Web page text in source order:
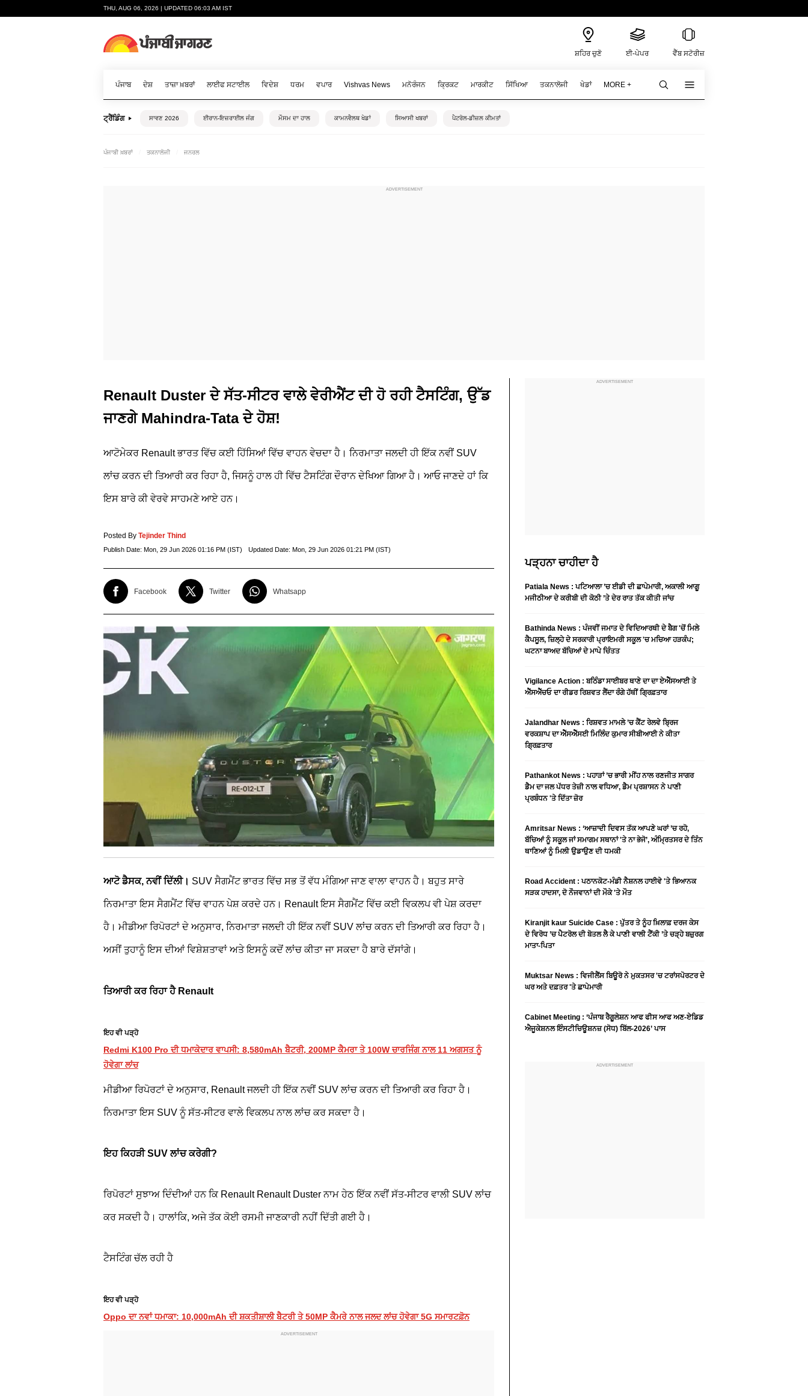
THU, AUG 06, 2026 | UPDATED 06:03 AM IST
ਸ਼ਹਿਰ ਚੁਣੋ ਈ-ਪੇਪਰ ਵੈੱਬ ਸਟੋਰੀਜ਼
ਪੰਜਾਬ ਦੇਸ਼ ਤਾਜ਼ਾ ਖ਼ਬਰਾਂ ਲਾਈਫ ਸਟਾਈਲ ਵਿਦੇਸ਼ ਧਰਮ ਵਪਾਰ Vishvas News ਮਨੋਰੰਜਨ ਕ੍ਰਿਕਟ ਮਾਰਕੀਟ ਸਿੱਖਿਆ ਤਕਨਾਲੋਜੀ ਖੇਡਾਂ MORE +
ਟ੍ਰੈਂਡਿੰਗ ਸਾਵਣ 2026 ਈਰਾਨ-ਇਜ਼ਰਾਈਲ ਜੰਗ ਮੌਸਮ ਦਾ ਹਾਲ ਕਾਮਨਵੈਲਥ ਖੇਡਾਂ ਸਿਆਸੀ ਖਬਰਾਂ ਪੈਟਰੋਲ-ਡੀਜ਼ਲ ਕੀਮਤਾਂ
ਪੰਜਾਬੀ ਖ਼ਬਰਾਂ ਤਕਨਾਲੋਜੀ ਜਨਰਲ
Renault Duster ਦੇ ਸੱਤ-ਸੀਟਰ ਵਾਲੇ ਵੇਰੀਐਂਟ ਦੀ ਹੋ ਰਹੀ ਟੈਸਟਿੰਗ, ਉੱਡ
ਜਾਣਗੇ Mahindra-Tata ਦੇ ਹੋਸ਼!
ਆਟੋਮੇਕਰ Renault ਭਾਰਤ ਵਿੱਚ ਕਈ ਹਿੱਸਿਆਂ ਵਿੱਚ ਵਾਹਨ ਵੇਚਦਾ ਹੈ। ਨਿਰਮਾਤਾ ਜਲਦੀ ਹੀ ਇੱਕ ਨਵੀਂ SUV
ਲਾਂਚ ਕਰਨ ਦੀ ਤਿਆਰੀ ਕਰ ਰਿਹਾ ਹੈ, ਜਿਸਨੂੰ ਹਾਲ ਹੀ ਵਿੱਚ ਟੈਸਟਿੰਗ ਦੌਰਾਨ ਦੇਖਿਆ ਗਿਆ ਹੈ। ਆਓ ਜਾਣਦੇ ਹਾਂ ਕਿ
ਇਸ ਬਾਰੇ ਕੀ ਵੇਰਵੇ ਸਾਹਮਣੇ ਆਏ ਹਨ।
Posted By Tejinder Thind
Publish Date: Mon, 29 Jun 2026 01:16 PM (IST) Updated Date: Mon, 29 Jun 2026 01:21 PM (IST)
Facebook Twitter Whatsapp
ਆਟੋ ਡੈਸਕ, ਨਵੀਂ ਦਿੱਲੀ। SUV ਸੈਗਮੈਂਟ ਭਾਰਤ ਵਿੱਚ ਸਭ ਤੋਂ ਵੱਧ ਮੰਗਿਆ ਜਾਣ ਵਾਲਾ ਵਾਹਨ ਹੈ। ਬਹੁਤ ਸਾਰੇ
ਨਿਰਮਾਤਾ ਇਸ ਸੈਗਮੈਂਟ ਵਿੱਚ ਵਾਹਨ ਪੇਸ਼ ਕਰਦੇ ਹਨ। Renault ਇਸ ਸੈਗਮੈਂਟ ਵਿੱਚ ਕਈ ਵਿਕਲਪ ਵੀ ਪੇਸ਼ ਕਰਦਾ
ਹੈ। ਮੀਡੀਆ ਰਿਪੋਰਟਾਂ ਦੇ ਅਨੁਸਾਰ, ਨਿਰਮਾਤਾ ਜਲਦੀ ਹੀ ਇੱਕ ਨਵੀਂ SUV ਲਾਂਚ ਕਰਨ ਦੀ ਤਿਆਰੀ ਕਰ ਰਿਹਾ ਹੈ।
ਅਸੀਂ ਤੁਹਾਨੂੰ ਇਸ ਦੀਆਂ ਵਿਸ਼ੇਸ਼ਤਾਵਾਂ ਅਤੇ ਇਸਨੂੰ ਕਦੋਂ ਲਾਂਚ ਕੀਤਾ ਜਾ ਸਕਦਾ ਹੈ ਬਾਰੇ ਦੱਸਾਂਗੇ।
ਤਿਆਰੀ ਕਰ ਰਿਹਾ ਹੈ Renault
ਇਹ ਵੀ ਪੜ੍ਹੋ
Redmi K100 Pro ਦੀ ਧਮਾਕੇਦਾਰ ਵਾਪਸੀ: 8,580mAh ਬੈਟਰੀ, 200MP ਕੈਮਰਾ ਤੇ 100W ਚਾਰਜਿੰਗ ਨਾਲ 11 ਅਗਸਤ ਨੂੰ
ਹੋਵੇਗਾ ਲਾਂਚ
ਮੀਡੀਆ ਰਿਪੋਰਟਾਂ ਦੇ ਅਨੁਸਾਰ, Renault ਜਲਦੀ ਹੀ ਇੱਕ ਨਵੀਂ SUV ਲਾਂਚ ਕਰਨ ਦੀ ਤਿਆਰੀ ਕਰ ਰਿਹਾ ਹੈ।
ਨਿਰਮਾਤਾ ਇਸ SUV ਨੂੰ ਸੱਤ-ਸੀਟਰ ਵਾਲੇ ਵਿਕਲਪ ਨਾਲ ਲਾਂਚ ਕਰ ਸਕਦਾ ਹੈ।
ਇਹ ਕਿਹੜੀ SUV ਲਾਂਚ ਕਰੇਗੀ?
ਰਿਪੋਰਟਾਂ ਸੁਝਾਅ ਦਿੰਦੀਆਂ ਹਨ ਕਿ Renault Renault Duster ਨਾਮ ਹੇਠ ਇੱਕ ਨਵੀਂ ਸੱਤ-ਸੀਟਰ ਵਾਲੀ SUV ਲਾਂਚ
ਕਰ ਸਕਦੀ ਹੈ। ਹਾਲਾਂਕਿ, ਅਜੇ ਤੱਕ ਕੋਈ ਰਸਮੀ ਜਾਣਕਾਰੀ ਨਹੀਂ ਦਿੱਤੀ ਗਈ ਹੈ।
ਟੈਸਟਿੰਗ ਚੱਲ ਰਹੀ ਹੈ
ਇਹ ਵੀ ਪੜ੍ਹੋ
Oppo ਦਾ ਨਵਾਂ ਧਮਾਕਾ: 10,000mAh ਦੀ ਸ਼ਕਤੀਸ਼ਾਲੀ ਬੈਟਰੀ ਤੇ 50MP ਕੈਮਰੇ ਨਾਲ ਜਲਦ ਲਾਂਚ ਹੋਵੇਗਾ 5G ਸਮਾਰਟਫ਼ੋਨ
ਪੜ੍ਹਨਾ ਚਾਹੀਦਾ ਹੈ
Patiala News : ਪਟਿਆਲਾ ’ਚ ਈਡੀ ਦੀ ਛਾਪੇਮਾਰੀ, ਅਕਾਲੀ ਆਗੂ
ਮਜੀਠੀਆ ਦੇ ਕਰੀਬੀ ਦੀ ਕੋਠੀ ’ਤੇ ਦੇਰ ਰਾਤ ਤੱਕ ਕੀਤੀ ਜਾਂਚ
Bathinda News : ਪੰਜਵੀਂ ਜਮਾਤ ਦੇ ਵਿਦਿਆਰਥੀ ਦੇ ਬੈਗ 'ਚੋਂ ਮਿਲੇ
ਕੈਪਸੂਲ, ਜ਼ਿਲ੍ਹੇ ਦੇ ਸਰਕਾਰੀ ਪ੍ਰਾਇਮਰੀ ਸਕੂਲ 'ਚ ਮਚਿਆ ਹੜਕੰਪ;
ਘਟਨਾ ਬਾਅਦ ਬੱਚਿਆਂ ਦੇ ਮਾਪੇ ਚਿੰਤਤ
Vigilance Action : ਬਠਿੰਡਾ ਸਾਈਬਰ ਥਾਣੇ ਦਾ ਦਾ ਏਐੱਸਆਈ ਤੇ
ਐੱਸਐੱਚਓ ਦਾ ਰੀਡਰ ਰਿਸ਼ਵਤ ਲੈਂਦਾ ਰੰਗੇ ਹੱਥੀਂ ਗ੍ਰਿਫ਼ਤਾਰ
Jalandhar News : ਰਿਸ਼ਵਤ ਮਾਮਲੇ ’ਚ ਕੈਂਟ ਰੇਲਵੇ ਬ੍ਰਿਜ
ਵਰਕਸ਼ਾਪ ਦਾ ਐੱਸਐੱਸਈ ਮਿਲਿੰਦ ਕੁਮਾਰ ਸੀਬੀਆਈ ਨੇ ਕੀਤਾ
ਗ੍ਰਿਫ਼ਤਾਰ
Pathankot News : ਪਹਾੜਾਂ ’ਚ ਭਾਰੀ ਮੀਂਹ ਨਾਲ ਰਣਜੀਤ ਸਾਗਰ
ਡੈਮ ਦਾ ਜਲ ਪੱਧਰ ਤੇਜ਼ੀ ਨਾਲ ਵਧਿਆ, ਡੈਮ ਪ੍ਰਸ਼ਾਸਨ ਨੇ ਪਾਣੀ
ਪ੍ਰਬੰਧਨ 'ਤੇ ਦਿੱਤਾ ਜ਼ੋਰ
Amritsar News : ‘ਆਜ਼ਾਦੀ ਦਿਵਸ ਤੱਕ ਆਪਣੇ ਘਰਾਂ ’ਚ ਰਹੋ,
ਬੱਚਿਆਂ ਨੂੰ ਸਕੂਲ ਜਾਂ ਸਮਾਗਮ ਸਥਾਨਾਂ 'ਤੇ ਨਾ ਭੇਜੋ’, ਅੰਮ੍ਰਿਤਸਰ ਦੇ ਤਿੰਨ
ਥਾਣਿਆਂ ਨੂੰ ਮਿਲੀ ਉਡਾਉਣ ਦੀ ਧਮਕੀ
Road Accident : ਪਠਾਨਕੋਟ-ਮੰਡੀ ਨੈਸ਼ਨਲ ਹਾਈਵੇ 'ਤੇ ਭਿਆਨਕ
ਸੜਕ ਹਾਦਸਾ, ਦੋ ਨੌਜਵਾਨਾਂ ਦੀ ਮੌਕੇ 'ਤੇ ਮੌਤ
Kiranjit kaur Suicide Case : ਪੁੱਤਰ ਤੇ ਨੂੰਹ ਖ਼ਿਲਾਫ਼ ਦਰਜ ਕੇਸ
ਦੇ ਵਿਰੋਧ ’ਚ ਪੈਟਰੋਲ ਦੀ ਬੋਤਲ ਲੈ ਕੇ ਪਾਣੀ ਵਾਲੀ ਟੈਂਕੀ ’ਤੇ ਚੜ੍ਹੇ ਬਜ਼ੁਰਗ
ਮਾਤਾ-ਪਿਤਾ
Muktsar News : ਵਿਜੀਲੈਂਸ ਬਿਊਰੋ ਨੇ ਮੁਕਤਸਰ 'ਚ ਟਰਾਂਸਪੋਰਟਰ ਦੇ
ਘਰ ਅਤੇ ਦਫ਼ਤਰ 'ਤੇ ਛਾਪੇਮਾਰੀ
Cabinet Meeting : ‘ਪੰਜਾਬ ਰੈਗੂਲੇਸ਼ਨ ਆਫ ਫੀਸ ਆਫ ਅਣ-ਏਡਿਡ
ਐਜੂਕੇਸ਼ਨਲ ਇੰਸਟੀਚਿਊਸ਼ਨਜ਼ (ਸੋਧ) ਬਿੱਲ-2026’ ਪਾਸ